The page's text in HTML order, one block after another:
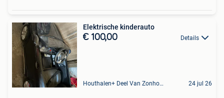
Elektrische kinderauto
€ 100,00 Details
Houthalen+ Deel Van Zonhoven En Zolder 24 jul 26